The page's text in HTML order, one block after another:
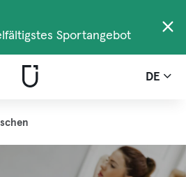
Sportangebot
DE